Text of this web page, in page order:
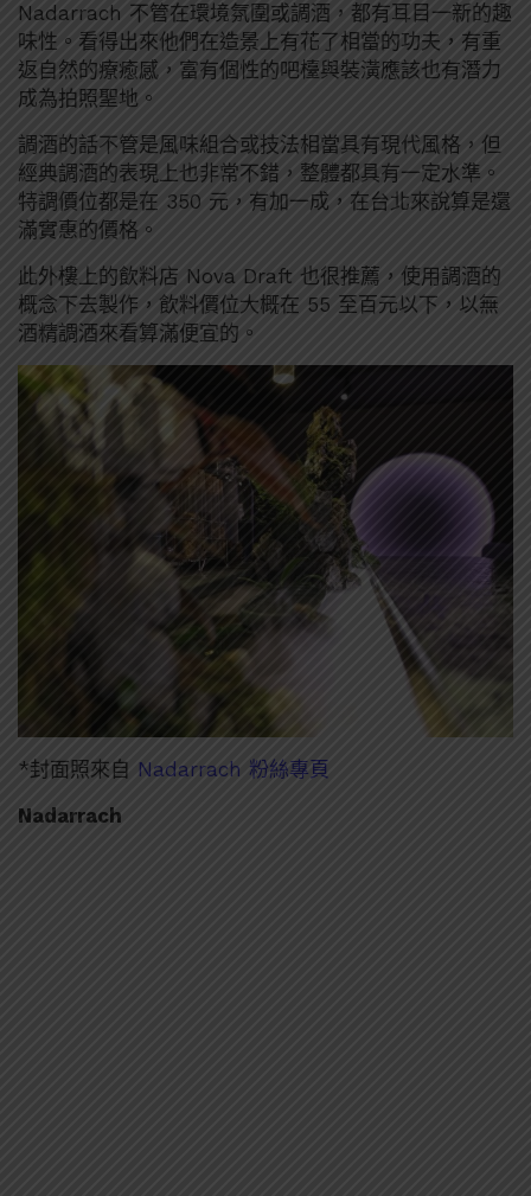
Nadarrach 不管在環境氛圍或調酒，都有耳目一新的趣
味性。看得出來他們在造景上有花了相當的功夫，有重
返自然的療癒感，富有個性的吧檯與裝潢應該也有潛力
成為拍照聖地。
調酒的話不管是風味組合或技法相當具有現代風格，但
經典調酒的表現上也非常不錯，整體都具有一定水準。
特調價位都是在 350 元，有加一成，在台北來說算是還
滿實惠的價格。
此外樓上的飲料店 Nova Draft 也很推薦，使用調酒的
概念下去製作，飲料價位大概在 55 至百元以下，以無
酒精調酒來看算滿便宜的。
*封面照來自 Nadarrach 粉絲專頁
Nadarrach